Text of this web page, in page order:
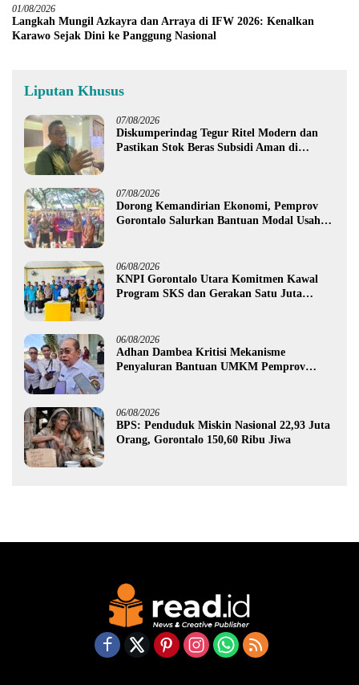
01/08/2026
Langkah Mungil Azkayra dan Arraya di IFW 2026: Kenalkan
Karawo Sejak Dini ke Panggung Nasional
Liputan Khusus
07/08/2026
Diskumperindag Tegur Ritel Modern dan
Pastikan Stok Beras Subsidi Aman di
07/08/2026
Dorong Kemandirian Ekonomi, Pemprov
Gorontalo Salurkan Bantuan Modal Usaha
06/08/2026
KNPI Gorontalo Utara Komitmen Kawal
Program SKS dan Gerakan Satu Juta
06/08/2026
Adhan Dambea Kritisi Mekanisme
Penyaluran Bantuan UMKM Pemprov
06/08/2026
BPS: Penduduk Miskin Nasional 22,93 Juta
Orang, Gorontalo 150,60 Ribu Jiwa